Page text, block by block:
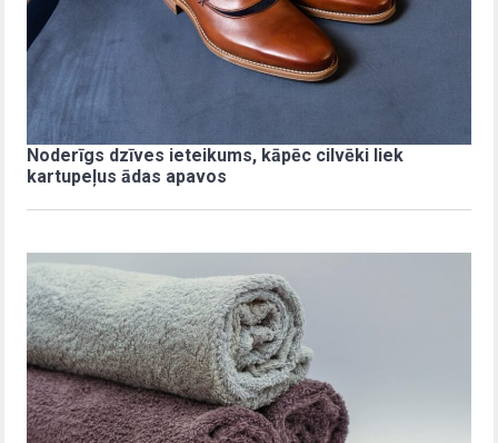
Noderīgs dzīves ieteikums, kāpēc cilvēki liek
kartupeļus ādas apavos